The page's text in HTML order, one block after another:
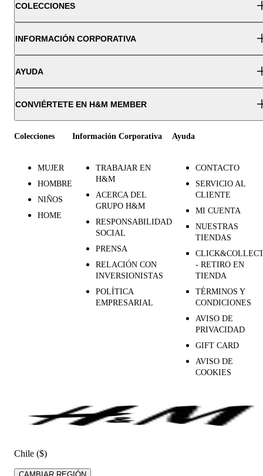
COLECCIONES
INFORMACIÓN CORPORATIVA
AYUDA
CONVIÉRTETE EN H&M MEMBER
Colecciones
MUJER
HOMBRE
NIÑOS
HOME
Información Corporativa
TRABAJAR EN
H&M
ACERCA DEL
GRUPO H&M
RESPONSABILIDAD
SOCIAL
PRENSA
RELACIÓN CON
INVERSIONISTAS
POLÍTICA
EMPRESARIAL
Ayuda
CONTACTO
SERVICIO AL
CLIENTE
MI CUENTA
NUESTRAS
TIENDAS
- RETIRO EN
TIENDA
TÉRMINOS Y
CONDICIONES
AVISO DE
PRIVACIDAD
GIFT CARD
AVISO DE
COOKIES
Chile ($)